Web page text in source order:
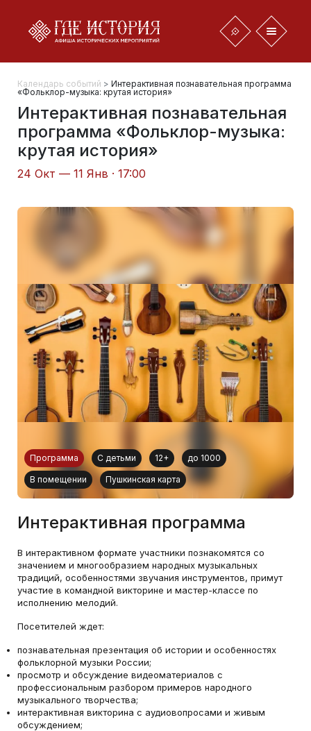
Календарь событий > Интерактивная познавательная программа
«Фольклор-музыка: крутая история»
Интерактивная познавательная
программа «Фольклор-музыка:
крутая история»
24 Окт — 11 Янв · 17:00
Программа С детьми 12+ до 1000
В помещении Пушкинская карта
Интерактивная программа
В интерактивном формате участники познакомятся со
значением и многообразием народных музыкальных
традиций, особенностями звучания инструментов, примут
участие в командной викторине и мастер-классе по
исполнению мелодий.
Посетителей ждет:
познавательная презентация об истории и особенностях
фольклорной музыки России;
просмотр и обсуждение видеоматериалов с
профессиональным разбором примеров народного
музыкального творчества;
интерактивная викторина с аудиовопросами и живым
обсуждением;